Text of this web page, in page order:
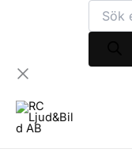
Products
search